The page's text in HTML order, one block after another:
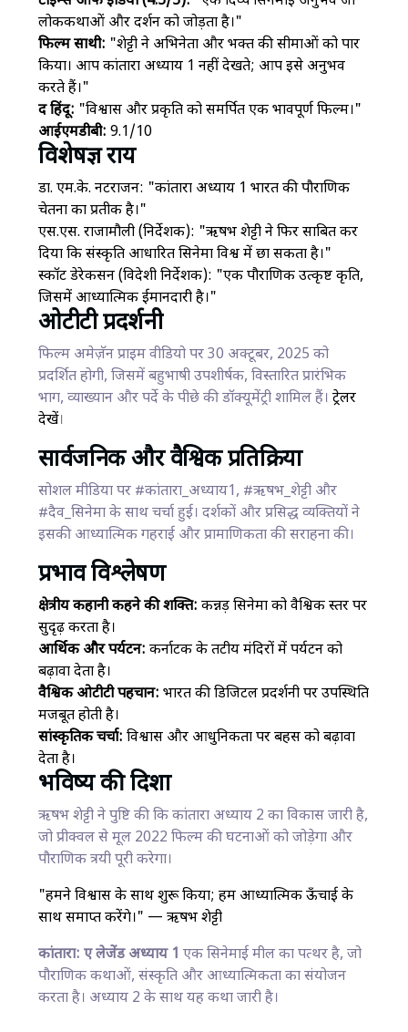
लोककथाओं और दर्शन को जोड़ता है।"
फिल्म साथी: "शेट्टी ने अभिनेता और भक्त की सीमाओं को पार
किया। आपकांतारा अध्याय 1 नहीं देखते; आप इसे अनुभव
करते हैं।"
द हिंदू: "विश्वास और प्रकृति को समर्पित एक भावपूर्ण फिल्म।"
आईएमडीबी: 9.1/10
विशेषज्ञ राय
डा. एम.के. नटराजन: "कांतारा अध्याय 1 भारत की पौराणिक
चेतना का प्रतीक है।"
एस.एस. राजामौली (निर्देशक): "ऋषभ शेट्टी ने फिर साबित कर
दिया कि संस्कृति आधारित सिनेमा विश्व में छा सकता है।"
स्कॉट डेरेकसन (विदेशी निर्देशक): "एक पौराणिक उत्कृष्ट कृति,
जिसमें आध्यात्मिक ईमानदारी है।"
ओटीटी प्रदर्शनी
फिल्म अमेज़ॅन प्राइम वीडियो पर 30 अक्टूबर, 2025 को
प्रदर्शित होगी, जिसमें बहुभाषी उपशीर्षक, विस्तारित प्रारंभिक
भाग, व्याख्यान और पर्दे के पीछे की डॉक्यूमेंट्री शामिल हैं। ट्रेलर
देखें।
सार्वजनिक और वैश्विक प्रतिक्रिया
सोशल मीडिया पर #कांतारा_अध्याय1, #ऋषभ_शेट्टी और
#दैव_सिनेमा के साथ चर्चा हुई। दर्शकों और प्रसिद्ध व्यक्तियों ने
इसकी आध्यात्मिक गहराई और प्रामाणिकता की सराहना की।
प्रभाव विश्लेषण
क्षेत्रीय कहानी कहने की शक्ति: कन्नड़ सिनेमा को वैश्विक स्तर पर
सुदृढ़ करता है।
आर्थिक और पर्यटन: कर्नाटक के तटीय मंदिरों में पर्यटन को
बढ़ावा देता है।
वैश्विक ओटीटी पहचान: भारत की डिजिटल प्रदर्शनी पर उपस्थिति
मजबूत होती है।
सांस्कृतिक चर्चा: विश्वास और आधुनिकता पर बहस को बढ़ावा
देता है।
भविष्य की दिशा
ऋषभ शेट्टी ने पुष्टि की कि कांतारा अध्याय 2 का विकास जारी है,
जो प्रीक्वल से मूल 2022 फिल्म की घटनाओं को जोड़ेगा और
पौराणिक त्रयी पूरी करेगा।
"हमने विश्वास के साथ शुरू किया; हम आध्यात्मिक ऊँचाई के
साथ समाप्त करेंगे।" — ऋषभ शेट्टी
कांतारा: ए लेजेंड अध्याय 1 एक सिनेमाई मील का पत्थर है, जो
पौराणिक कथाओं, संस्कृति और आध्यात्मिकता का संयोजन
करता है। अध्याय 2 के साथ यह कथा जारी है।